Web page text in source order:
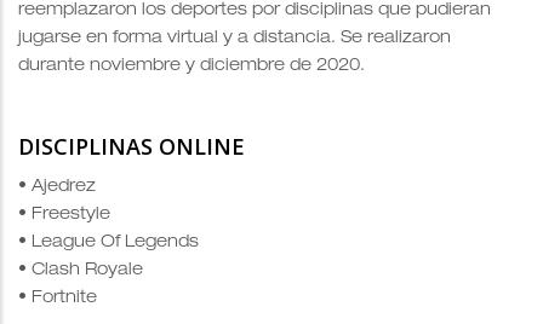
reemplazaron los deportes por disciplinas que pudieran
jugarse en forma virtual y a distancia. Se realizaron
durante noviembre y diciembre de 2020.
DISCIPLINAS ONLINE
• Ajedrez
• Freestyle
• League Of Legends
• Clash Royale
• Fortnite